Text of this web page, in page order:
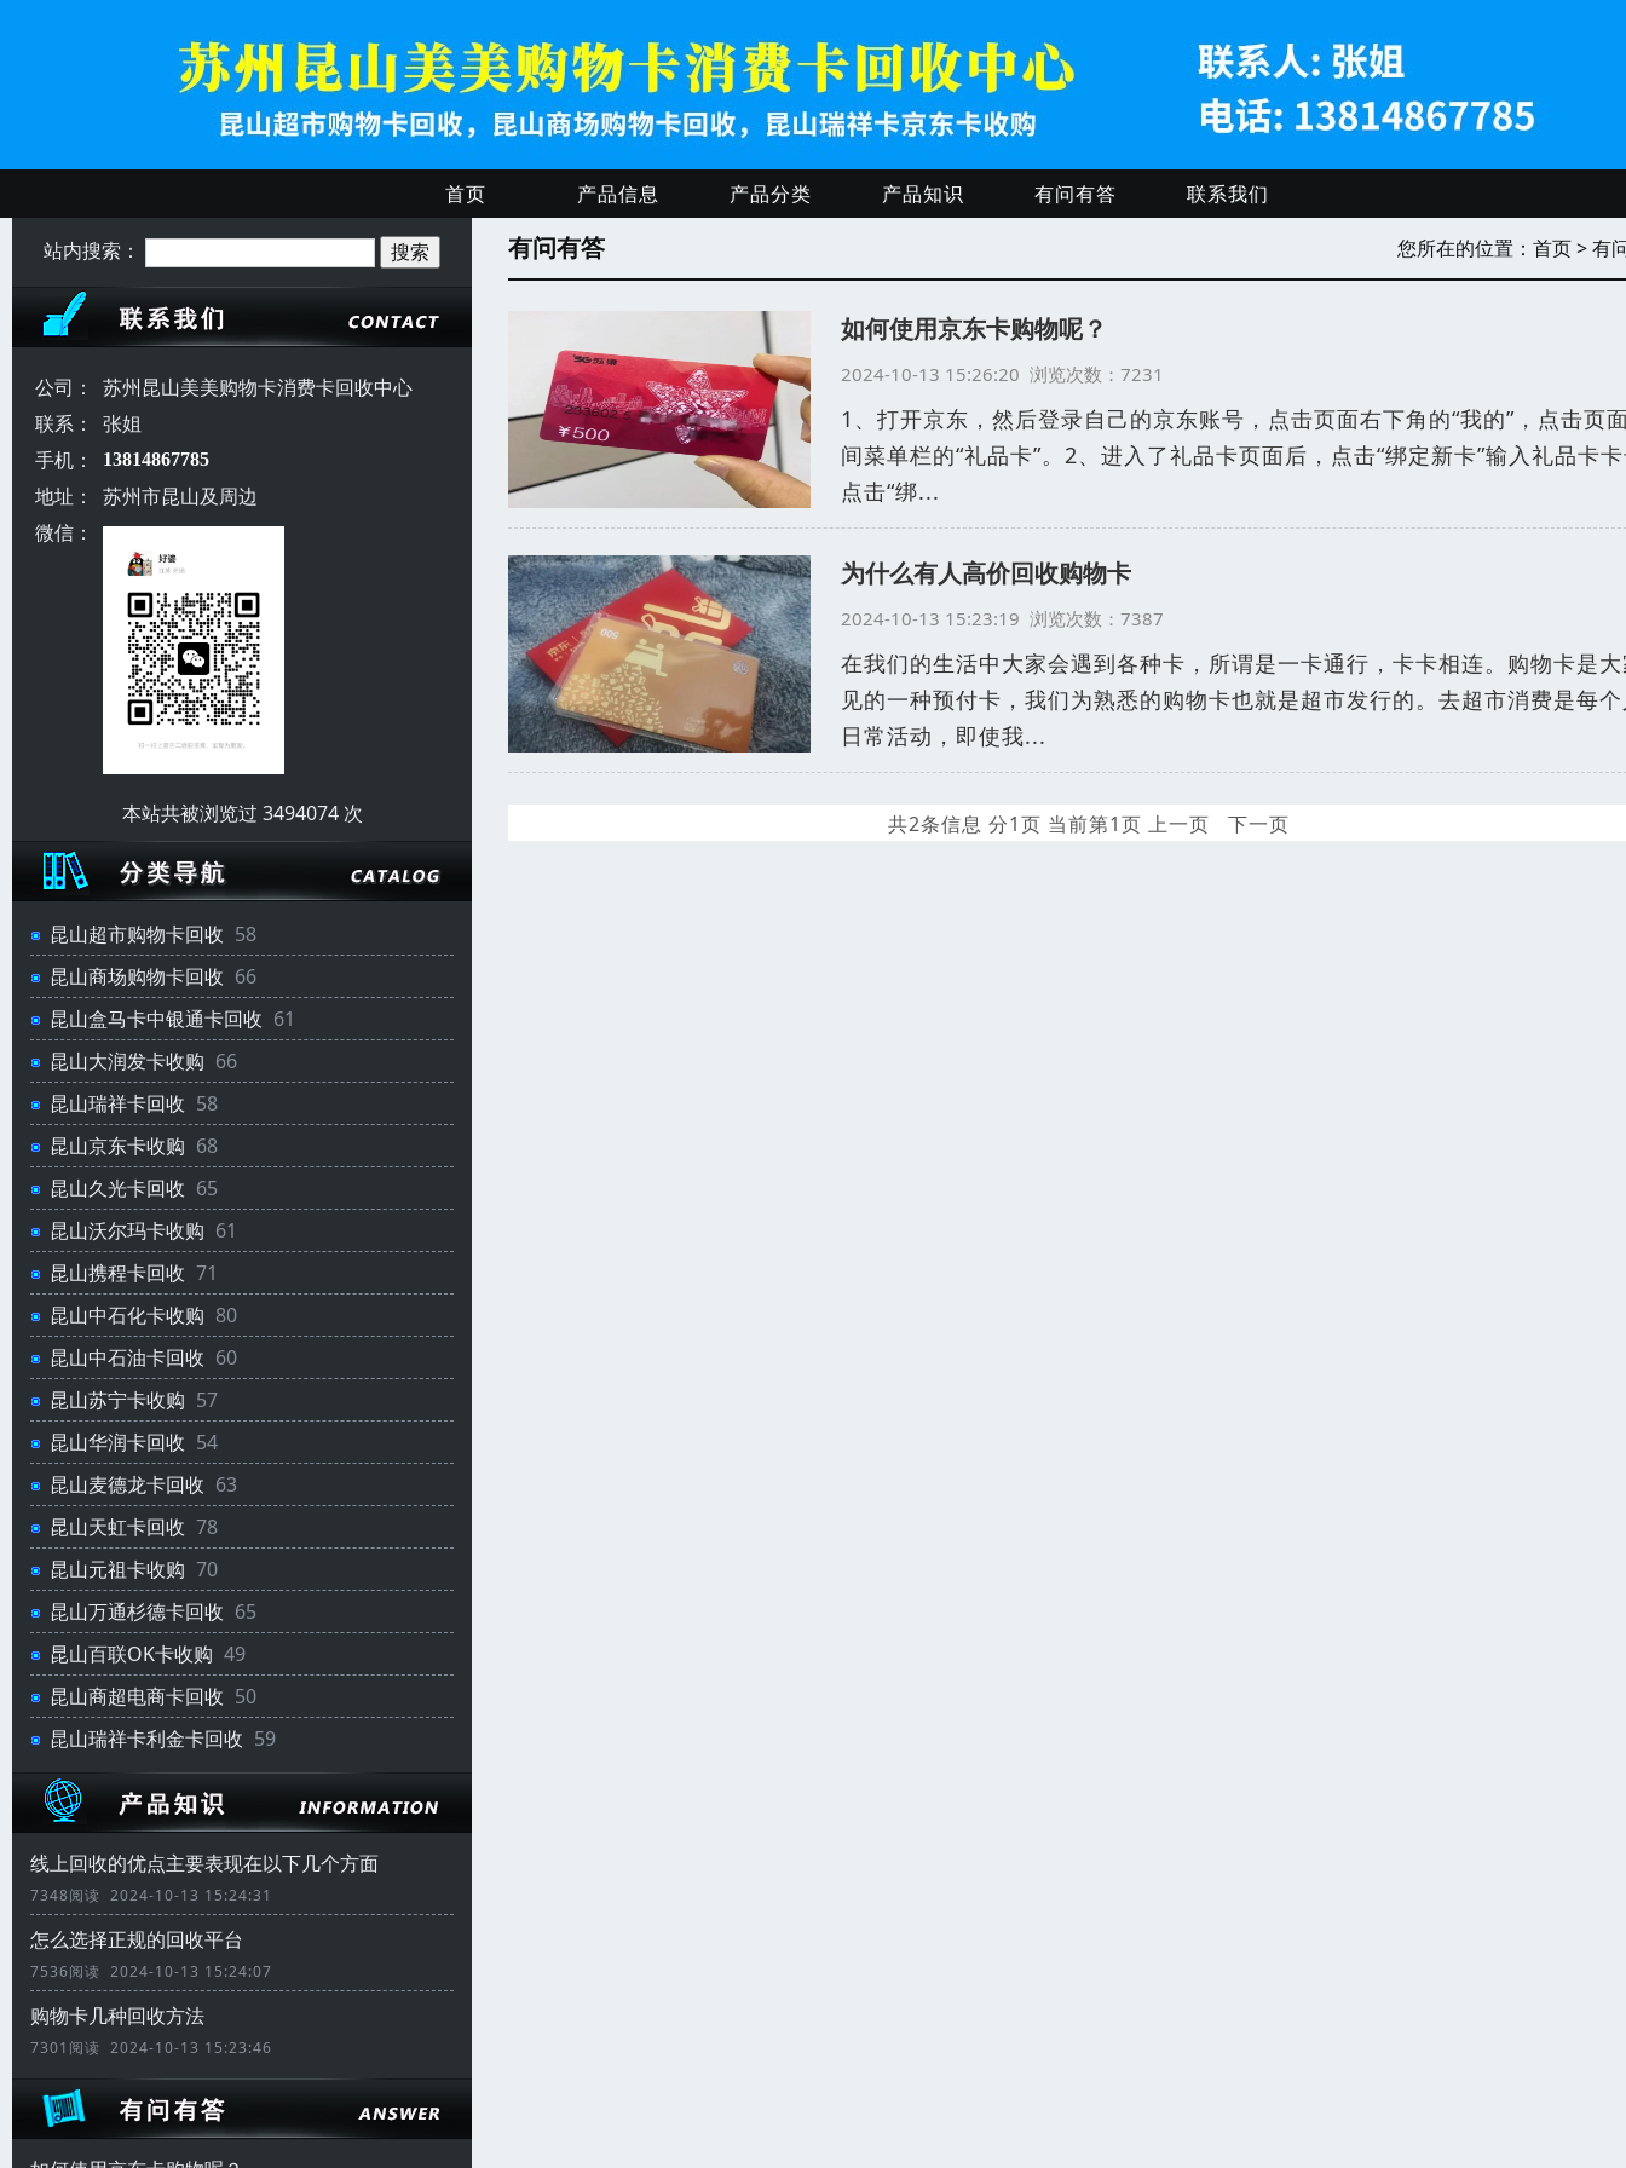
首页 产品信息 产品分类 产品知识 有问有答 联系我们
站内搜索：
公司：
苏州昆山美美购物卡消费卡回收中心
联系：
张姐
手机：
13814867785
地址：
苏州市昆山及周边
微信：
本站共被浏览过 3494074 次
昆山超市购物卡回收 58
昆山商场购物卡回收 66
昆山盒马卡中银通卡回收 61
昆山大润发卡收购 66
昆山瑞祥卡回收 58
昆山京东卡收购 68
昆山久光卡回收 65
昆山沃尔玛卡收购 61
昆山携程卡回收 71
昆山中石化卡收购 80
昆山中石油卡回收 60
昆山苏宁卡收购 57
昆山华润卡回收 54
昆山麦德龙卡回收 63
昆山天虹卡回收 78
昆山元祖卡收购 70
昆山万通杉德卡回收 65
昆山百联OK卡收购 49
昆山商超电商卡回收 50
昆山瑞祥卡利金卡回收 59
线上回收的优点主要表现在以下几个方面
7348阅读 2024-10-13 15:24:31
怎么选择正规的回收平台
7536阅读 2024-10-13 15:24:07
购物卡几种回收方法
7301阅读 2024-10-13 15:23:46
有问有答 您所在的位置： 首页> 有
如何使用京东卡购物呢？
2024-10-13 15:26:20 浏览次数：7231
1、打开京东，然后登录自己的京东账号，点击页面右下角的“我的”，点击页
间菜单栏的“礼品卡”。2、进入了礼品卡页面后，点击“绑定新卡”输入礼品卡
点击“绑...
为什么有人高价回收购物卡
2024-10-13 15:23:19 浏览次数：7387
在我们的生活中大家会遇到各种卡，所谓是一卡通行，卡卡相连。购物卡是
见的一种预付卡，我们为熟悉的购物卡也就是超市发行的。去超市消费是每
日常活动，即使我...
共2条信息 分1页 当前第1页 上一页 下一页